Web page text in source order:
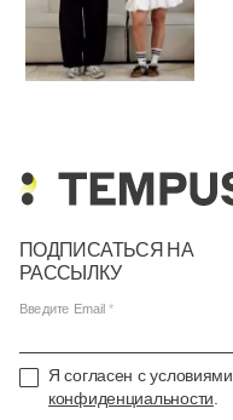
ПОДПИСАТЬСЯ НА
РАССЫЛКУ
Введите Email
Я согласен с условиями
конфиденциальности